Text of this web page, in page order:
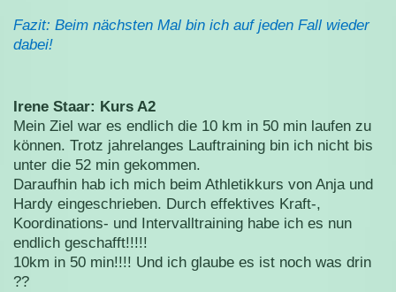
Fazit: Beim nächsten Mal bin ich auf jeden Fall wieder
dabei!
Irene Staar: Kurs A2
Mein Ziel war es endlich die 10 km in 50 min laufen zu
können. Trotz jahrelanges Lauftraining bin ich nicht bis
unter die 52 min gekommen.
Daraufhin hab ich mich beim Athletikkurs von Anja und
Hardy eingeschrieben. Durch effektives Kraft-,
Koordinations- und Intervalltraining habe ich es nun
endlich geschafft!!!!!
10km in 50 min!!!! Und ich glaube es ist noch was drin
??